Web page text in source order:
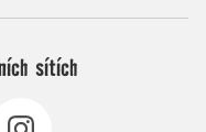
sítích